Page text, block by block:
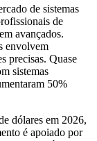
de sistemas
de
avançados.
envolvem
precisas. Quase
sistemas
50%
dólares em 2026,
é apoiado por